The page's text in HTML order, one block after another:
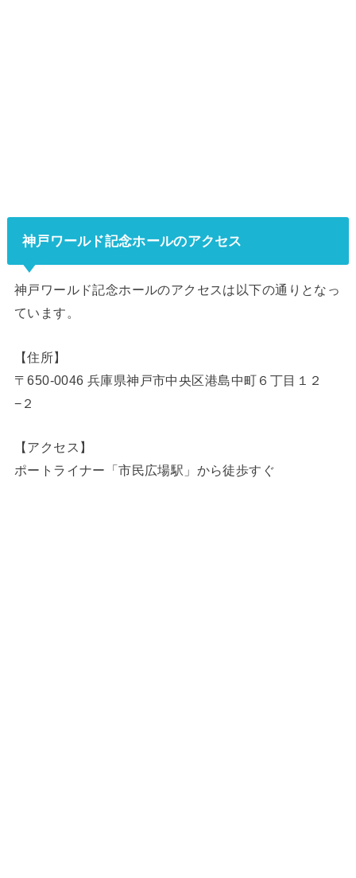
神戸ワールド記念ホールのアクセス
神戸ワールド記念ホールのアクセスは以下の通りとなっ
ています。
【住所】
〒650-0046 兵庫県神戸市中央区港島中町６丁目１２
−２
【アクセス】
ポートライナー「市民広場駅」から徒歩すぐ